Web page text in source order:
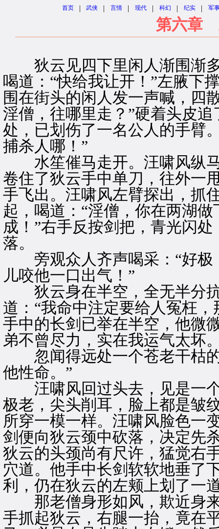
首页 | 武侠 | 言情 | 现代 | 科幻 | 纪实 | 军
第六章
狄云见四下里闲人渐围渐多
喝道：“快给我让开！”左腋下
围在街头的闲人发一声喊，四
淫僧，往哪里走？”硬着头皮
处，已划伤了一名公人的手臂
捕杀人哪！”
水笙催马走开。汪啸风纵马
卷住了狄云手中单刀，往外一
手飞出。汪啸风左臂探出，抓
起，喝道：“淫僧，你在两湖
成！”右手反按剑把，青光闪
落。
旁观众人齐声喝采：“好极
儿咬他一口出气！”
狄云身在半空，全无半分抗
道：“我命中注定要给人冤枉
手中的长剑已举在半空，他微
弟不曾尽力，实在我运气太坏
忽闻得远处一个苍老干枯的
他性命。”
汪啸风回过头去，见是一个
极老，尖头削耳，脸上都是皱
所穿一模一样。汪啸风脸色一
剑便向狄云颈中砍落，决定先
狄云的头颈尚有尺许，猛觉右
穴道。他手中长剑软软地垂了
利，仍在狄云的左颊上划了一
那老僧身形如风，欺近身来
手抓起狄云，右腿一抬，竟在